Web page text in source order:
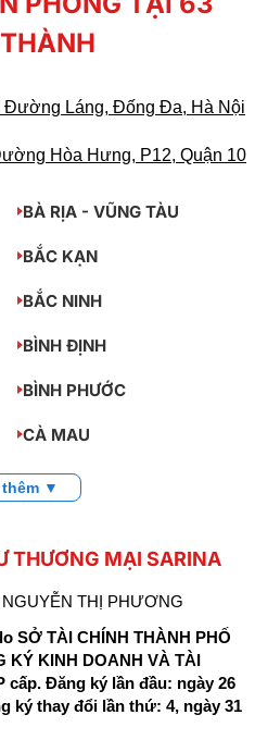
Đường Láng, Đống Đa, Hà Nội
Hòa Hưng, P12, Quận 10
BÀ RỊA - VŨNG TÀU
BẮC KẠN
BẮC NINH
BÌNH ĐỊNH
BÌNH PHƯỚC
CÀ MAU
thêm ▼
THƯƠNG MẠI SARINA
THỊ PHƯƠNG
SỞ TÀI CHÍNH THÀNH PHỐ
KÝ KINH DOANH VÀ TÀI
cấp. Đăng ký lần đầu: ngày 26
ký thay đổi lần thứ: 4, ngày 31